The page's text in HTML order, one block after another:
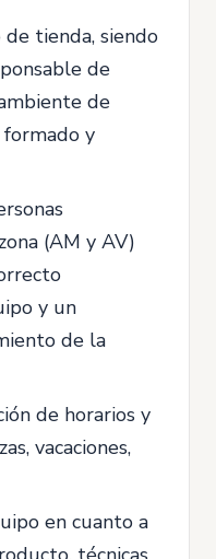
tienda, siendo
de
de
y
(AM y AV)
y un
de la
de horarios y
vacaciones,
en cuanto a